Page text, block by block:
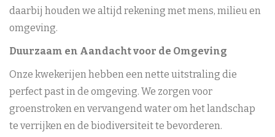
daarbij houden we altijd rekening met mens, milieu en
omgeving.
Duurzaam en Aandacht voor de Omgeving
Onze kwekerijen hebben een nette uitstraling die
perfect past in de omgeving. We zorgen voor
groenstroken en vervangend water om het landschap
te verrijken en de biodiversiteit te bevorderen.